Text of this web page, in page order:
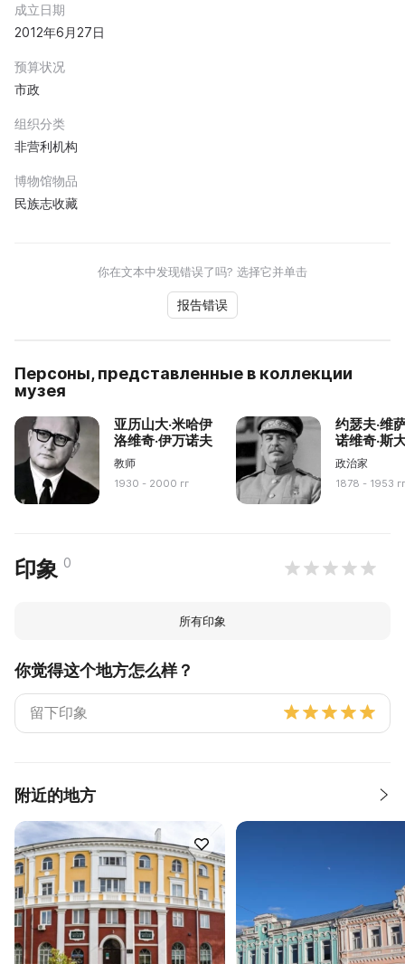
成立日期
2012年6月27日
预算状况
市政
组织分类
非营利机构
博物馆物品
民族志收藏
你在文本中发现错误了吗? 选择它并单击
报告错误
Персоны, представленные в коллекции
музея
亚历山大·米哈伊
洛维奇·伊万诺夫
教师
1930 - 2000 гг
约瑟夫·维
诺维奇·斯
政治家
1878 - 1953
印象 0
所有印象
你觉得这个地方怎么样？
附近的地方